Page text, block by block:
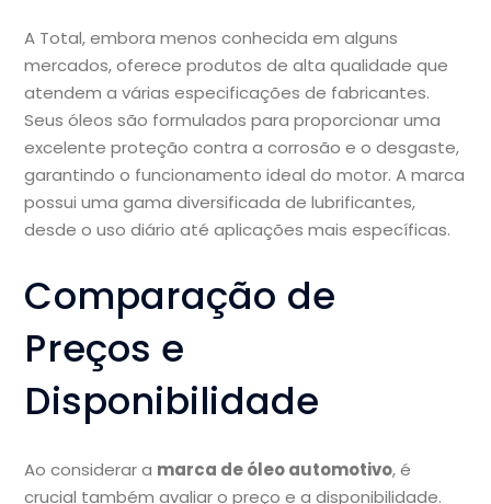
A Total, embora menos conhecida em alguns
mercados, oferece produtos de alta qualidade que
atendem a várias especificações de fabricantes.
Seus óleos são formulados para proporcionar uma
excelente proteção contra a corrosão e o desgaste,
garantindo o funcionamento ideal do motor. A marca
possui uma gama diversificada de lubrificantes,
desde o uso diário até aplicações mais específicas.
Comparação de
Preços e
Disponibilidade
Ao considerar a marca de óleo automotivo, é
crucial também avaliar o preço e a disponibilidade.